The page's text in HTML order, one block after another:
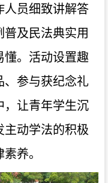
人员细致讲解答
及民法典实用
懂。活动设置趣
、参与获纪念礼
，让青年学生沉
主动学法的积极
养。